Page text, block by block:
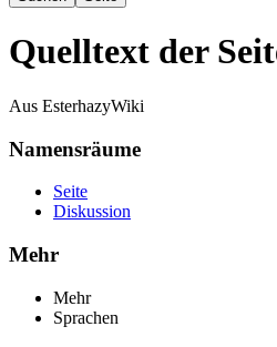
Quelltext der
Aus EsterhazyWiki
Namensräume
Seite
Diskussion
Mehr
Mehr
Sprachen